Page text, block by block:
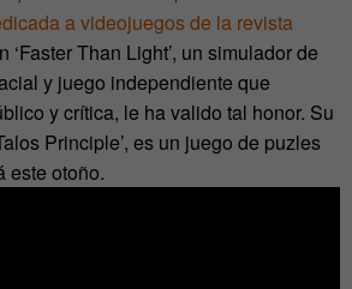
a videojuegos de la revista
‘Faster Than Light’, un simulador de
y juego independiente que
y crítica, le ha valido tal honor. Su
Principle’, es un juego de puzles
este otoño.